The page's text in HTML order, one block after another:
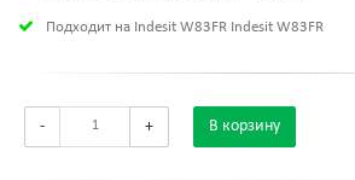
Подходит на Indesit W83FR Indesit W83FR
- + В корзину